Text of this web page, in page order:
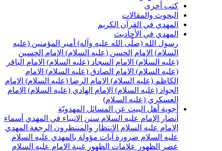
والمقالات
في القرآن الكريم
في الأحاديث
الله (صلّى الله عليه وآله) أمير المؤمنين (عليه
الإمام الحسن (عليه السلام) الإمام الحسين
الإمام السجاد (عليه السلام) الإمام الباقر
الإمام الصادق (عليه السلام) الإمام
(عليه السلام) الإمام الرضا (عليه السلام) الإمام
(عليه السلام) الإمام الهادي (عليه السلام) الإمام
(عليه السلام)
أهل البيت عن المسائل المهدويّة
الإمام عليه السلامسنن الانبياء في المهديأسماء
عليه السلامالانتظار والمنتظرونالرجعةالمهدي
السلام ضرورة آيات مؤولة بالمهدي عليه السلام
علامات الظهورغيبة الامام عليه السلام